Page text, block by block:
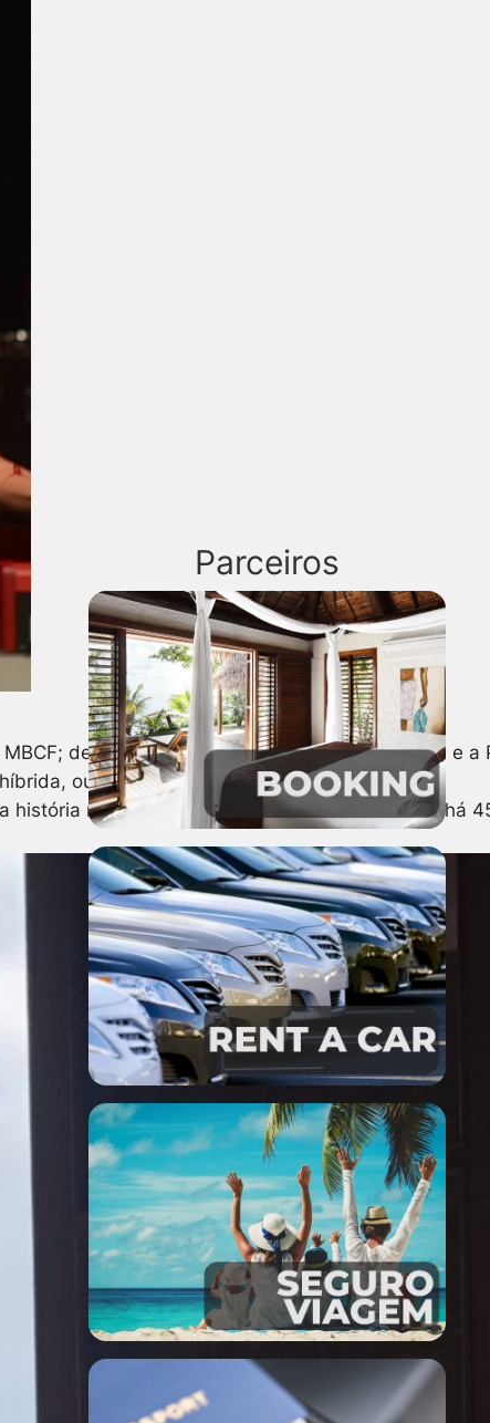
depois a performance sobre Mulher Negra
ou seja, parte presencial e parte on line.
na vida cultural da cidade. É promovido
Parceiros